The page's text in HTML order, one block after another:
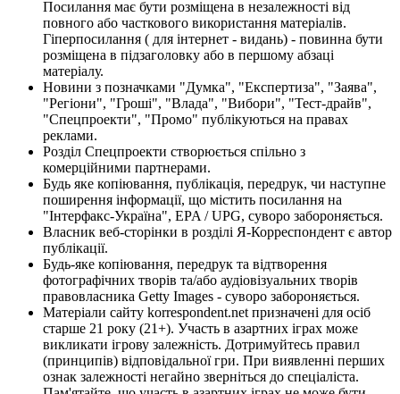
Посилання має бути розміщена в незалежності від
повного або часткового використання матеріалів.
Гіперпосилання ( для інтернет - видань) - повинна бути
розміщена в підзаголовку або в першому абзаці
матеріалу.
Новини з позначками "Думка", "Експертиза", "Заява",
"Регіони", "Гроші", "Влада", "Вибори", "Тест-драйв",
"Спецпроекти", "Промо" публікуються на правах
реклами.
Розділ Спецпроекти створюється спільно з
комерційними партнерами.
Будь яке копіювання, публікація, передрук, чи наступне
поширення інформації, що містить посилання на
"Інтерфакс-Україна", EPA / UPG, суворо забороняється.
Власник веб-сторінки в розділі Я-Корреспондент є автор
публікації.
Будь-яке копіювання, передрук та відтворення
фотографічних творів та/або аудіовізуальних творів
правовласника Getty Images - суворо забороняється.
Матеріали сайту korrespondent.net призначені для осіб
старше 21 року (21+). Участь в азартних іграх може
викликати ігрову залежність. Дотримуйтесь правил
(принципів) відповідальної гри. При виявленні перших
ознак залежності негайно зверніться до спеціаліста.